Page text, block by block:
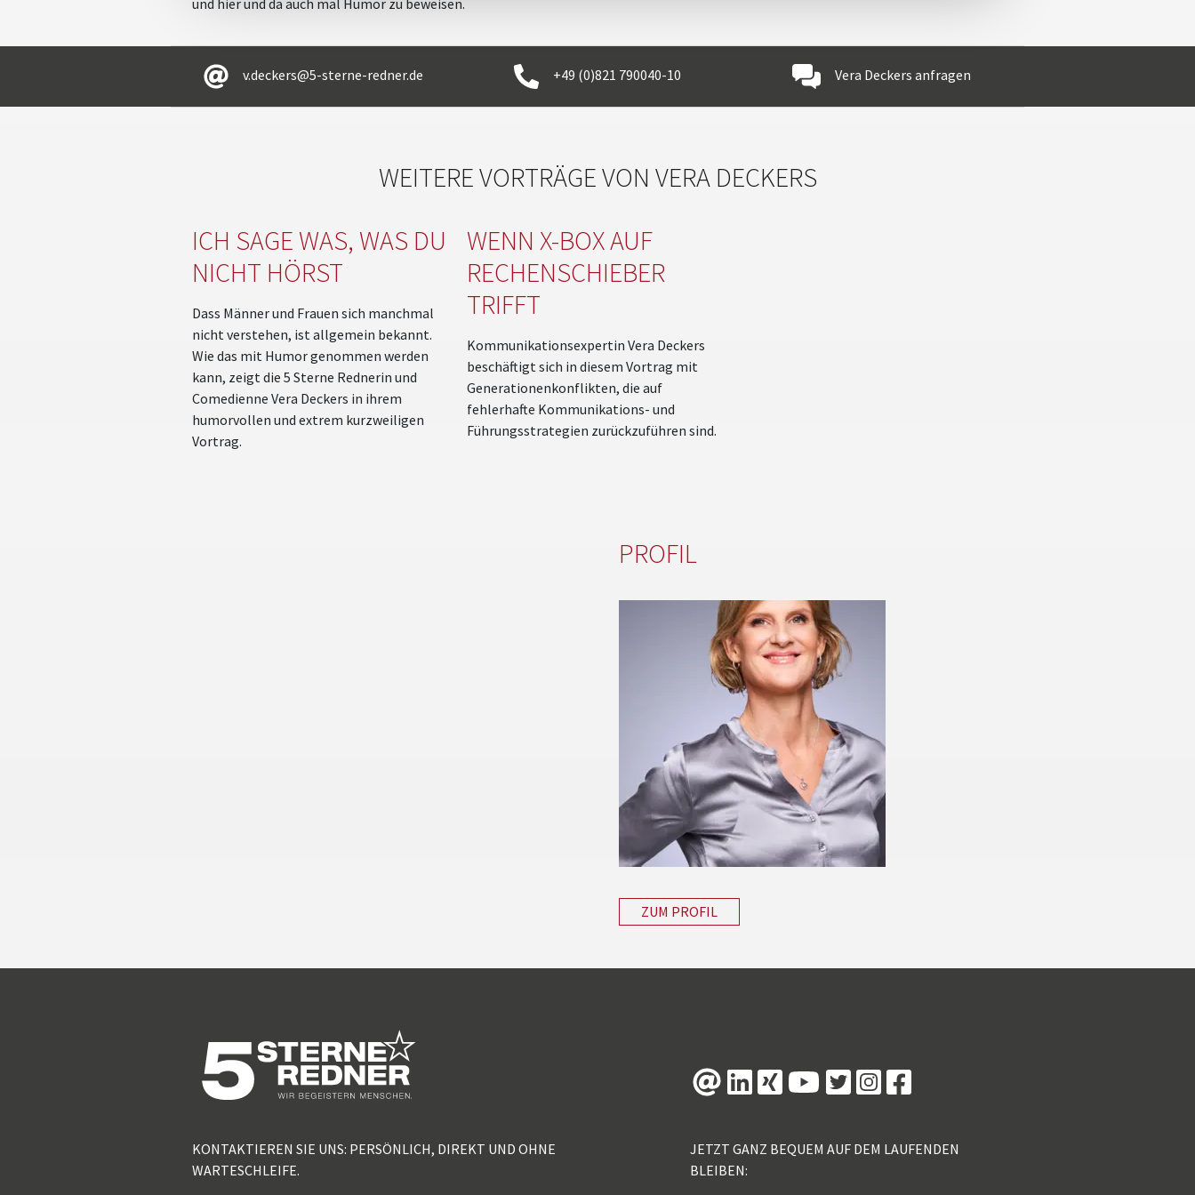
v.deckers@5-sterne-redner.de +49 (0)821 790040-10 Vera Deckers anfragen
WEITERE VORTRÄGE VON VERA DECKERS
ICH SAGE WAS, WAS DU
NICHT HÖRST
Dass Männer und Frauen sich manchmal
nicht verstehen, ist allgemein bekannt.
Wie das mit Humor genommen werden
kann, zeigt die 5 Sterne Rednerin und
Comedienne Vera Deckers in ihrem
humorvollen und extrem kurzweiligen
Vortrag.
WENN X-BOX AUF
RECHENSCHIEBER
TRIFFT
Kommunikationsexpertin Vera Deckers
beschäftigt sich in diesem Vortrag mit
Generationenkonflikten, die auf
fehlerhafte Kommunikations- und
Führungsstrategien zurückzuführen sind.
PROFIL
ZUM PROFIL
KONTAKTIEREN SIE UNS: PERSÖNLICH, DIREKT UND OHNE
WARTESCHLEIFE.
JETZT GANZ BEQUEM AUF DEM LAUFENDEN
BLEIBEN: